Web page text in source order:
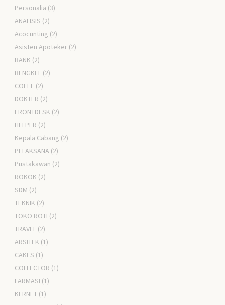
Personalia (3)
ANALISIS (2)
Acocunting (2)
Asisten Apoteker (2)
BANK (2)
BENGKEL (2)
COFFE (2)
DOKTER (2)
FRONTDESK (2)
HELPER (2)
Kepala Cabang (2)
PELAKSANA (2)
Pustakawan (2)
ROKOK (2)
SDM (2)
TEKNIK (2)
TOKO ROTI (2)
TRAVEL (2)
ARSITEK (1)
CAKES (1)
COLLECTOR (1)
FARMASI (1)
KERNET (1)